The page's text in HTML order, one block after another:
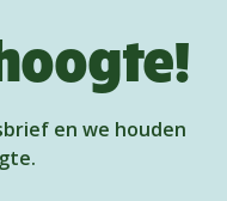
en we houden